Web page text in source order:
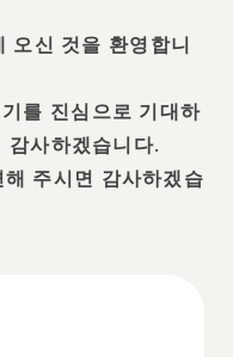
오신 것을 환영합니
를 진심으로 기대하
사하겠습니다.
주시면 감사하겠습